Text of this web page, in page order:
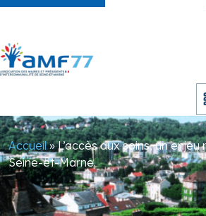
Accueil»L’accès aux soins, un
Seine-et-Marne.